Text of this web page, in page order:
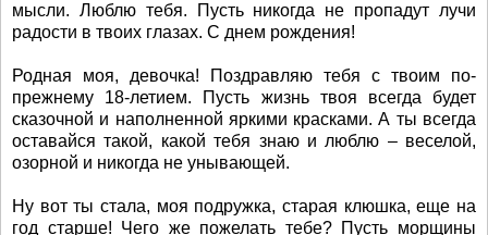
мысли. Люблю тебя. Пусть никогда не пропадут лучи
радости в твоих глазах. С днем рождения!
Родная моя, девочка! Поздравляю тебя с твоим по-
прежнему 18-летием. Пусть жизнь твоя всегда будет
сказочной и наполненной яркими красками. А ты всегда
оставайся такой, какой тебя знаю и люблю – веселой,
озорной и никогда не унывающей.
Ну вот ты стала, моя подружка, старая клюшка, еще на
год старше! Чего же пожелать тебе? Пусть морщины